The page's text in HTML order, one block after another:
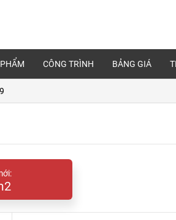
CÔNG TRÌNH BẢNG GIÁ